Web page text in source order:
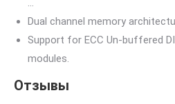
…
Dual channel memory
Support for ECC Un-buffered
modules.
Отзывы